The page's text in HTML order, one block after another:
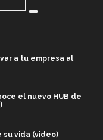
a tu empresa al
el nuevo HUB de
su vida (video)